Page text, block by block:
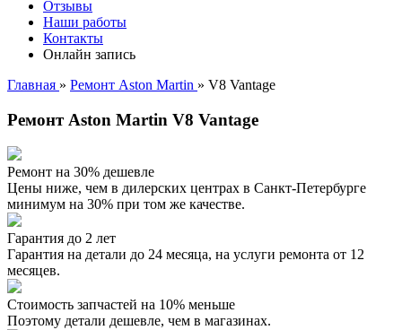
Отзывы
Наши работы
Контакты
Онлайн запись
Главная » Ремонт Aston Martin » V8 Vantage
Ремонт Aston Martin V8 Vantage
Ремонт на 30% дешевле
Цены ниже, чем в дилерских центрах в Санкт-Петербурге
минимум на 30% при том же качестве.
Гарантия до 2 лет
Гарантия на детали до 24 месяца, на услуги ремонта от 12
месяцев.
Стоимость запчастей на 10% меньше
Поэтому детали дешевле, чем в магазинах.